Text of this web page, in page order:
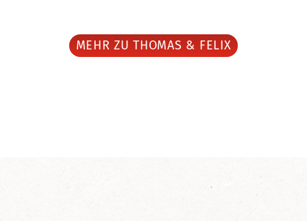
MEHR ZU THOMAS & FELIX